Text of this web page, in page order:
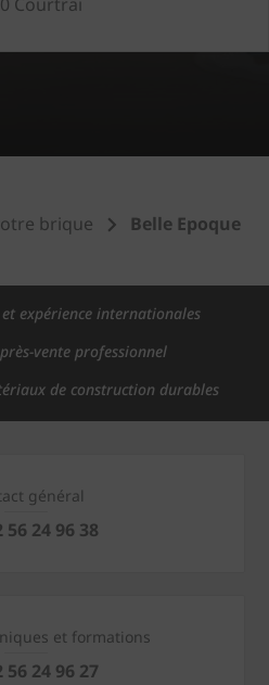
brique
Belle Epoque
et expérience internationales
vente professionnel
de construction durables
général
56 24 96 38
et formations
56 24 96 27